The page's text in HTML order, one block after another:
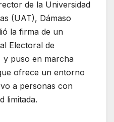
de la Universidad
(UAT), Dámaso
la firma de un
Electoral de
y puso en marcha
ofrece un entorno
a personas con
limitada.